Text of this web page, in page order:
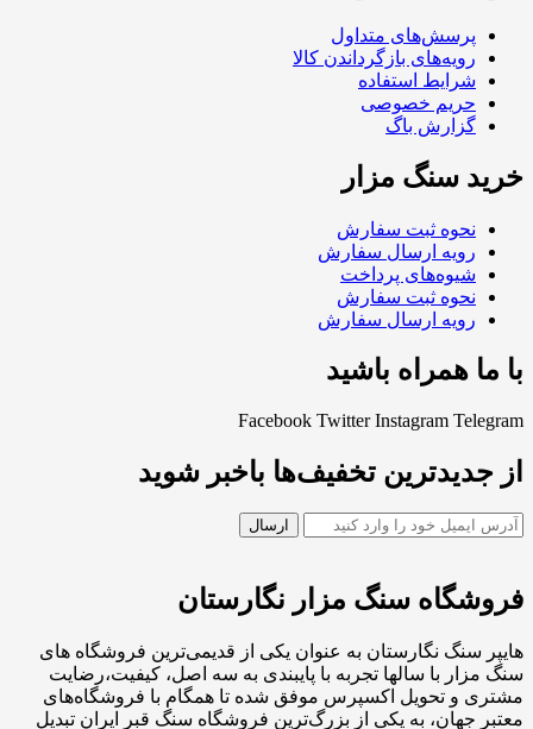
پرسش‌های متداول
رویه‌های بازگرداندن کالا
شرایط استفاده
حریم خصوصی
گزارش باگ
خرید سنگ مزار
نحوه ثبت سفارش
رویه ارسال سفارش
شیوه‌های پرداخت
نحوه ثبت سفارش
رویه ارسال سفارش
با ما همراه باشید
Facebook Twitter Instagram Telegram
از جدیدترین تخفیف‌ها باخبر شوید
فروشگاه سنگ مزار نگارستان
هایپر سنگ نگارستان به عنوان یکی از قدیمی‌ترین فروشگاه های
سنگ مزار با سالها تجربه با پایبندی به سه اصل، کیفیت،رضایت
مشتری و تحویل اکسپرس موفق شده تا همگام با فروشگاه‌های
معتبر جهان، به یکی از بزرگ‌ترین فروشگاه سنگ قبر ایران تبدیل